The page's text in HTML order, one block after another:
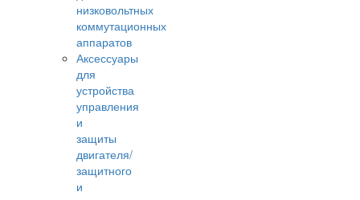
низковольтных
коммутационных
аппаратов
Аксессуары
для
устройства
управления
и
защиты
двигателя/
защитного
и